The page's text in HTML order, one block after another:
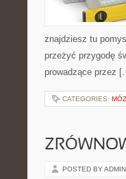
znajdziesz tu
przeżyć przygodę
prowadzące przez
CATEGORIES:
POSTED BY ADMIN